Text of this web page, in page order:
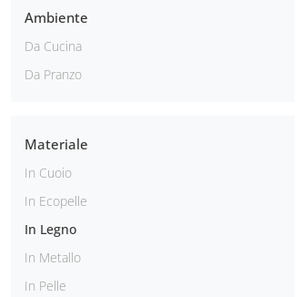
Ambiente
Da Cucina
Da Pranzo
Materiale
In Cuoio
In Ecopelle
In Legno
In Metallo
In Pelle